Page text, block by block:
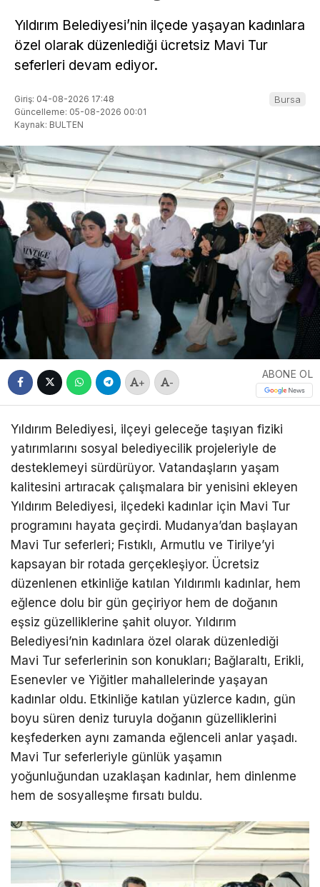
Yıldırım Belediyesi’nin ilçede yaşayan kadınlara
özel olarak düzenlediği ücretsiz Mavi Tur
seferleri devam ediyor.
Giriş: 04-08-2026 17:48
Güncelleme: 05-08-2026 00:01
Kaynak: BULTEN
Bursa
+ -
ABONE OL
Yıldırım Belediyesi, ilçeyi geleceğe taşıyan fiziki
yatırımlarını sosyal belediyecilik projeleriyle de
desteklemeyi sürdürüyor. Vatandaşların yaşam
kalitesini artıracak çalışmalara bir yenisini ekleyen
Yıldırım Belediyesi, ilçedeki kadınlar için Mavi Tur
programını hayata geçirdi. Mudanya’dan başlayan
Mavi Tur seferleri; Fıstıklı, Armutlu ve Tirilye’yi
kapsayan bir rotada gerçekleşiyor. Ücretsiz
düzenlenen etkinliğe katılan Yıldırımlı kadınlar, hem
eğlence dolu bir gün geçiriyor hem de doğanın
eşsiz güzelliklerine şahit oluyor. Yıldırım
Belediyesi’nin kadınlara özel olarak düzenlediği
Mavi Tur seferlerinin son konukları; Bağlaraltı, Erikli,
Esenevler ve Yiğitler mahallelerinde yaşayan
kadınlar oldu. Etkinliğe katılan yüzlerce kadın, gün
boyu süren deniz turuyla doğanın güzelliklerini
keşfederken aynı zamanda eğlenceli anlar yaşadı.
Mavi Tur seferleriyle günlük yaşamın
yoğunluğundan uzaklaşan kadınlar, hem dinlenme
hem de sosyalleşme fırsatı buldu.